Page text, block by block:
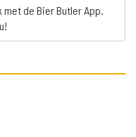
de Bier Butler App.